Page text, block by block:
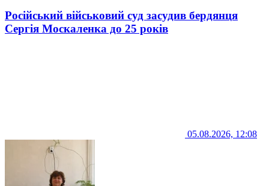
Російський військовий суд засудив бердянця
Сергія Москаленка до 25 років
05.08.2026, 12:08